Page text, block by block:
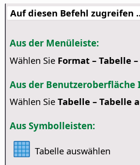
Auf diesen Befehl zugreifen
Aus der Menüleiste:
Wählen Sie Format – Tabelle
Aus der Benutzeroberfläche
Wählen Sie Tabelle – Tabelle
Aus Symbolleisten:
Tabelle auswählen